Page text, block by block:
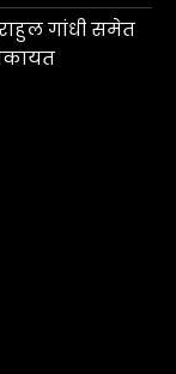
गांधी समेत